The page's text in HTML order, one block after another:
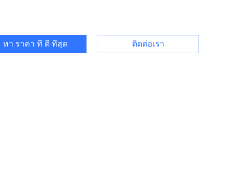
หา ราคา ที่ ดี ที่สุด ติดต่อเรา